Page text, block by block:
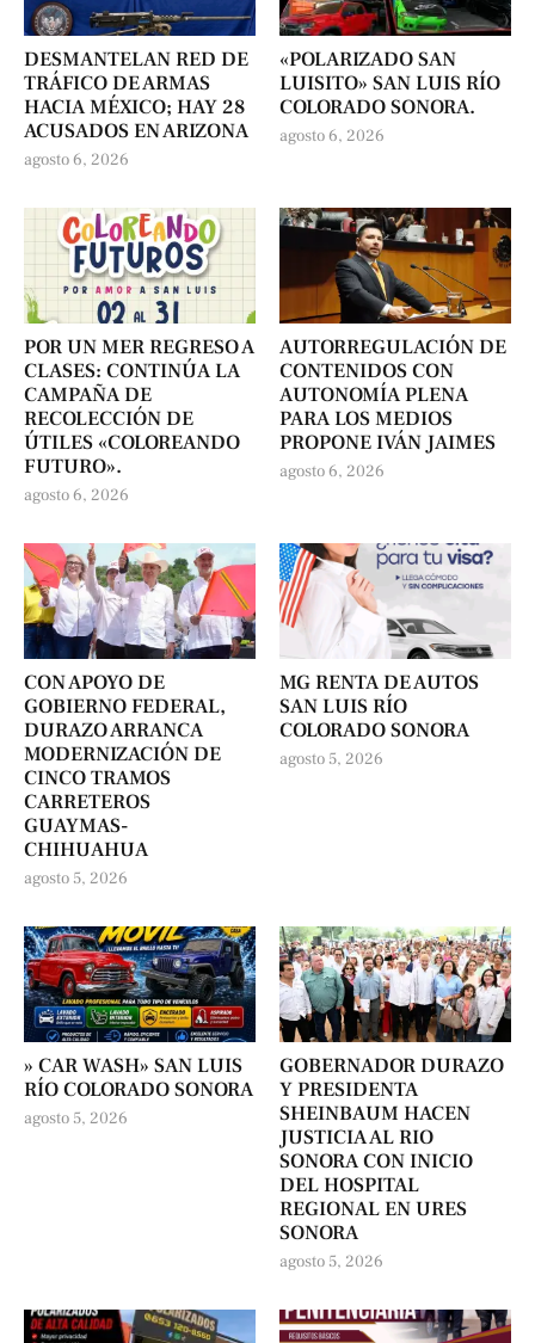
DESMANTELAN RED DE
TRÁFICO DE ARMAS
HACIA MÉXICO; HAY 28
ACUSADOS EN ARIZONA
agosto 6, 2026
«POLARIZADO SAN
LUISITO» SAN LUIS RÍO
COLORADO SONORA.
agosto 6, 2026
POR UN MER REGRESO A
CLASES: CONTINÚA LA
CAMPAÑA DE
RECOLECCIÓN DE
ÚTILES «COLOREANDO
FUTURO».
agosto 6, 2026
AUTORREGULACIÓN DE
CONTENIDOS CON
AUTONOMÍA PLENA
PARA LOS MEDIOS
PROPONE IVÁN JAIMES
agosto 6, 2026
CON APOYO DE
GOBIERNO FEDERAL,
DURAZO ARRANCA
MODERNIZACIÓN DE
CINCO TRAMOS
CARRETEROS
GUAYMAS-
CHIHUAHUA
agosto 5, 2026
MG RENTA DE AUTOS
SAN LUIS RÍO
COLORADO SONORA
agosto 5, 2026
» CAR WASH» SAN LUIS
RÍO COLORADO SONORA
agosto 5, 2026
GOBERNADOR DURAZO
Y PRESIDENTA
SHEINBAUM HACEN
JUSTICIA AL RIO
SONORA CON INICIO
DEL HOSPITAL
REGIONAL EN URES
SONORA
agosto 5, 2026